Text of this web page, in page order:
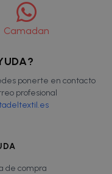
Camadan
ponerte en contacto
profesional
de compra